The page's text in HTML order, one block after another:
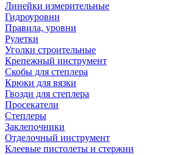
Линейки измерительные
Гидроуровни
Правила, уровни
Рулетки
Уголки строительные
Крепежный инструмент
Скобы для степлера
Крюки для вязки
Гвозди для степлера
Просекатели
Степлеры
Заклепочники
Отделочный инструмент
Клеевые пистолеты и стержни